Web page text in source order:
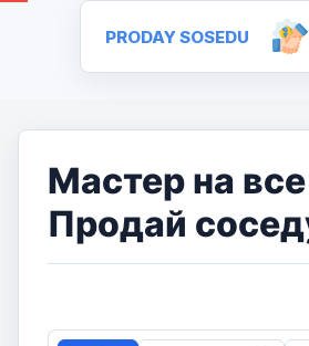
PRODAY SOSEDU
Мастер на
Продай